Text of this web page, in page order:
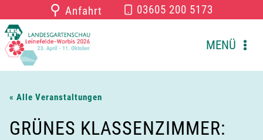
Inhalt
springen
⚲ Anfahrt 03605 200 5173
MENÜ
« Alle Veranstaltungen
GRÜNES KLASSENZIMMER: